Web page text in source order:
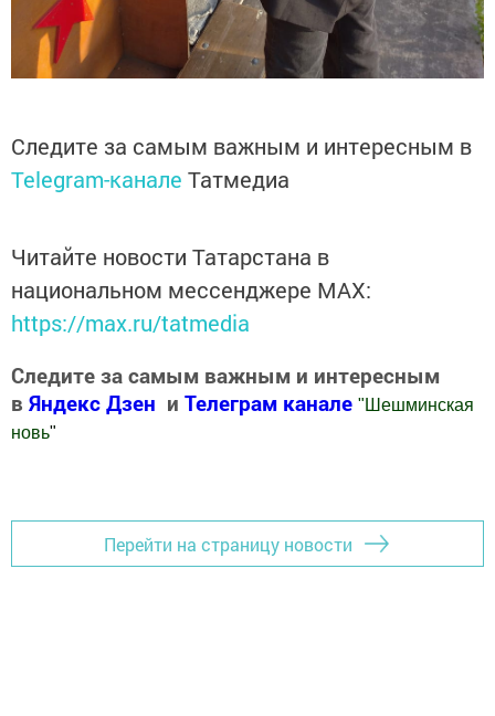
Следите за самым важным и интересным в
Telegram-канале Татмедиа
Читайте новости Татарстана в
национальном мессенджере MАХ:
https://max.ru/tatmedia
Следите за самым важным и интересным
в Яндекс Дзен и Телеграм канале " Шешминская
новь"
Перейти на страницу новости